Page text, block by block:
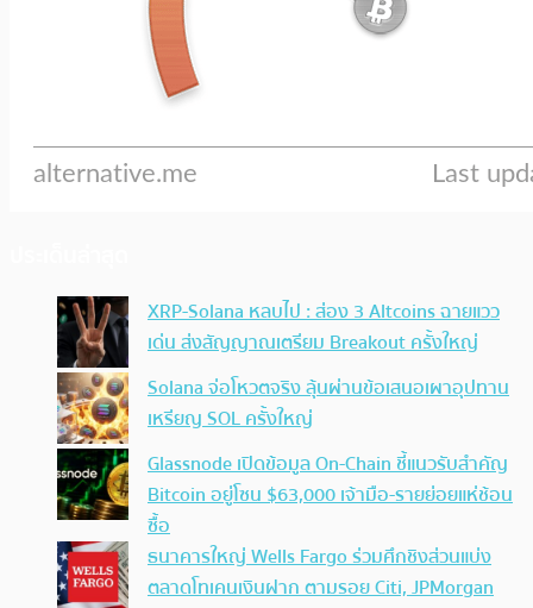
XRP-Solana หลบไป : ส่อง 3 Altcoins ฉายแวว
เด่น ส่งสัญญาณเตรียม Breakout ครั้งใหญ่
Solana จ่อโหวตจริง ลุ้นผ่านข้อเสนอเผาอุปทาน
เหรียญ SOL ครั้งใหญ่
Glassnode เปิดข้อมูล On-Chain ชี้แนวรับสำคัญ
Bitcoin อยู่โซน $63,000 เจ้ามือ-รายย่อยแห่ช้อน
ซื้อ
ธนาคารใหญ่ Wells Fargo ร่วมศึกชิงส่วนแบ่ง
ตลาดโทเคนเงินฝาก ตามรอย Citi, JPMorgan